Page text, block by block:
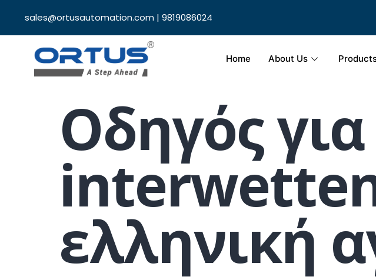
sales@ortusautomation.com | 9819086024
Home About Us
Οδηγός
ελληνική